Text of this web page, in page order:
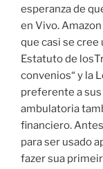
esperanza de
en Vivo.
que casi se cree
Estatuto de
convenios“ y la
preferente a
ambulatoria
financiero.
para ser usado
fazer sua